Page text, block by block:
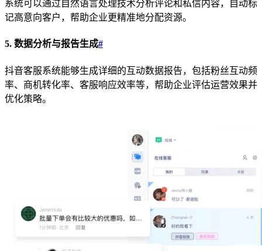
系统可以通过自然语言处理技术分析评论和私信内容，自动标
记高意向客户，帮助企业更精准地分配资源。
5. 数据分析与报告生成#
抖音客服系统能够生成详细的互动数据报告，包括粉丝互动频
率、商机转化率、客服响应效率等，帮助企业评估运营效果并
优化策略。